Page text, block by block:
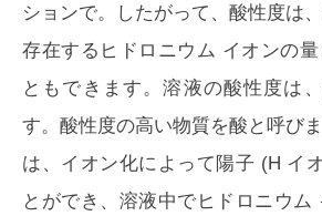
ションで。したがって、酸性度は
存在するヒドロニウム イオンの
ともできます。溶液の酸性度は
す。酸性度の高い物質を酸と呼び
は、イオン化によって陽子 (H イ
とができ、溶液中でヒドロニウム